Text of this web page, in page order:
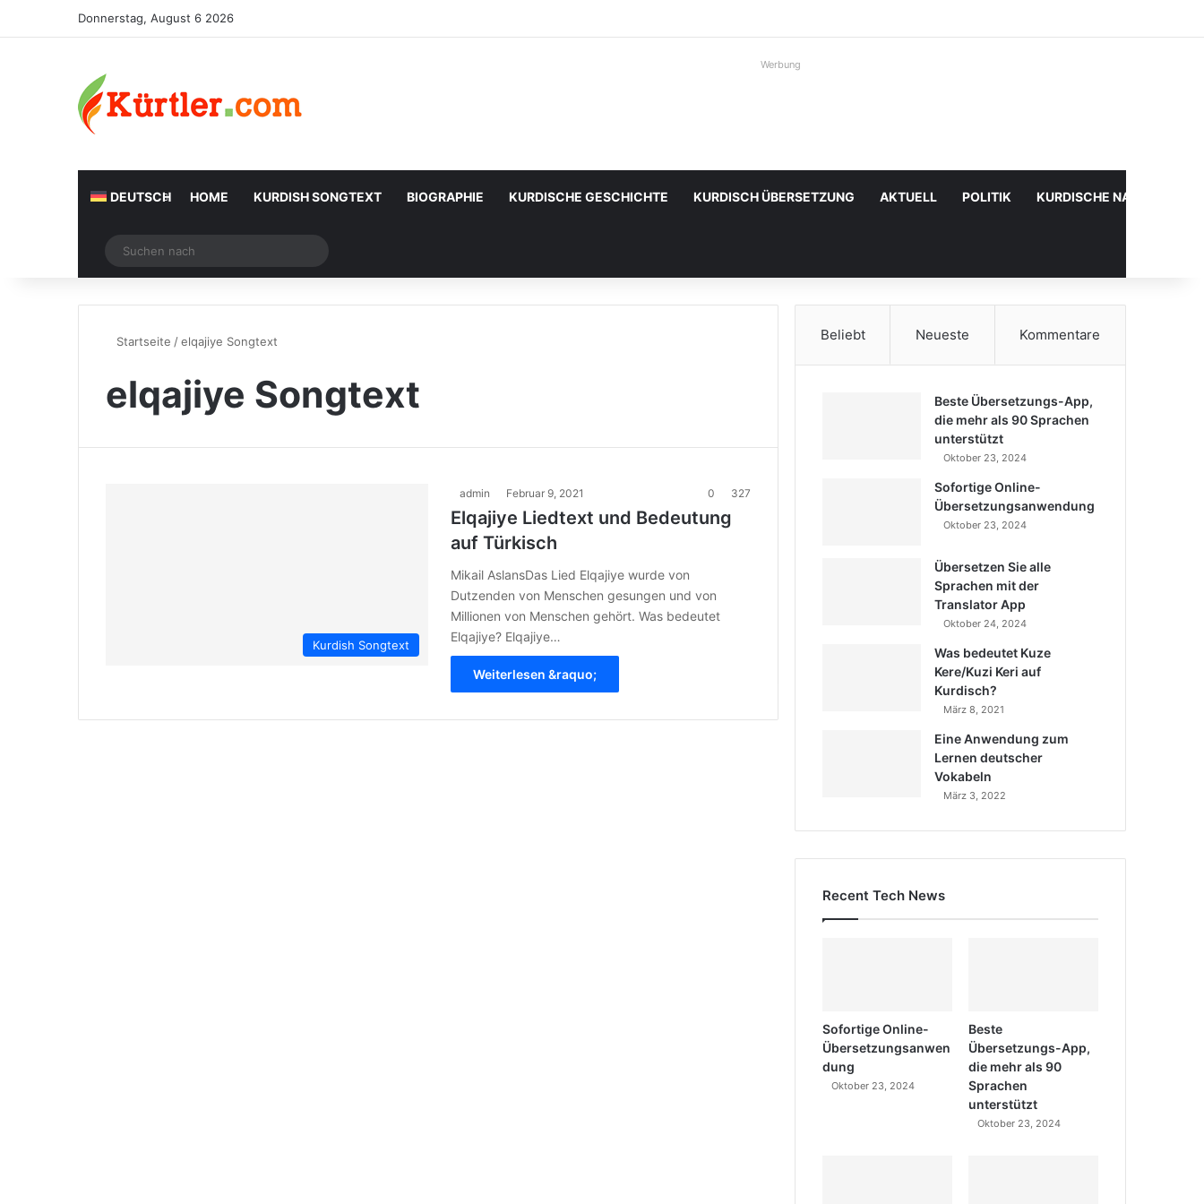
Donnerstag, August 6 2026
Werbung
DEUTSCH HOME KURDISH SONGTEXT BIOGRAPHIE KURDISCHE GESCHICHTE KURDISCH ÜBERSETZUNG AKTUELL POLITIK KURDISCHE
Zufälliger Artikel
nach
Startseite /elqajiye Songtext
elqajiye Songtext
Kurdish Songtext
admin Februar 9, 2021 0 327
Elqajiye Liedtext und Bedeutung
auf Türkisch
Mikail AslansDas Lied Elqajiye wurde von
Dutzenden von Menschen gesungen und von
Millionen von Menschen gehört. Was bedeutet
Elqajiye? Elqajiye…
Weiterlesen &raquo;
Beliebt Neueste Kommentare
Beste Übersetzungs-App,
die mehr als 90 Sprachen
unterstützt
Oktober 23, 2024
Sofortige Online-
Übersetzungsanwendung
Oktober 23, 2024
Übersetzen Sie alle
Sprachen mit der
Translator App
Oktober 24, 2024
Was bedeutet Kuze
Kere/Kuzi Keri auf
Kurdisch?
März 8, 2021
Eine Anwendung zum
Lernen deutscher
Vokabeln
März 3, 2022
Recent Tech News
Sofortige Online-
Übersetzungsanwen
dung
Oktober 23, 2024
Beste
Übersetzungs-App,
die mehr als 90
Sprachen
unterstützt
Oktober 23, 2024